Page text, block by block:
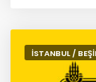
İSTANBUL /